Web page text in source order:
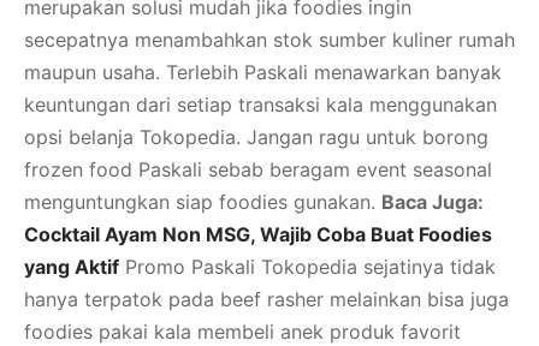
merupakan solusi mudah jika foodies ingin
secepatnya menambahkan stok sumber kuliner rumah
maupun usaha. Terlebih Paskali menawarkan banyak
keuntungan dari setiap transaksi kala menggunakan
opsi belanja Tokopedia. Jangan ragu untuk borong
frozen food Paskali sebab beragam event seasonal
menguntungkan siap foodies gunakan. Baca Juga:
Cocktail Ayam Non MSG, Wajib Coba Buat Foodies
yang Aktif Promo Paskali Tokopedia sejatinya tidak
hanya terpatok pada beef rasher melainkan bisa juga
foodies pakai kala membeli anek produk favorit